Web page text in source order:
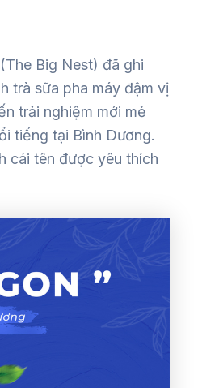
Big Nest) đã ghi
trà sữa pha máy đậm vị
trải nghiệm mới mẻ
tiếng tại Bình Dương.
cái tên được yêu thích